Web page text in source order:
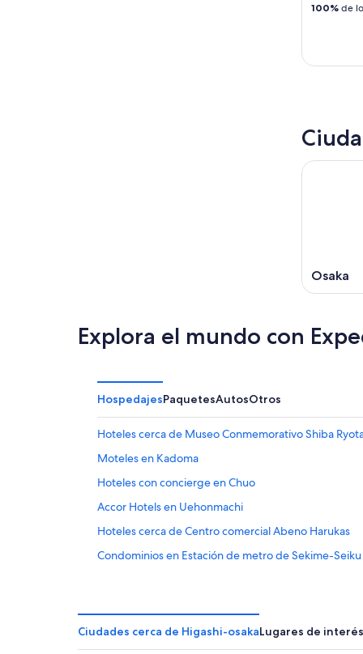
100% de
Osaka
Explora el mundo con
HospedajesPaquetesAutosOtros
Hoteles cerca de Museo Conmemorativo Shiba
Moteles en Kadoma
Hoteles con concierge en Chuo
Accor Hotels en Uehonmachi
Hoteles cerca de Centro comercial Abeno Harukas
Condominios en Estación de metro de Sekime-Seiku
Hoteles Cápsula en Osaka
Ciudades cerca de Higashi-osakaLugares de interés